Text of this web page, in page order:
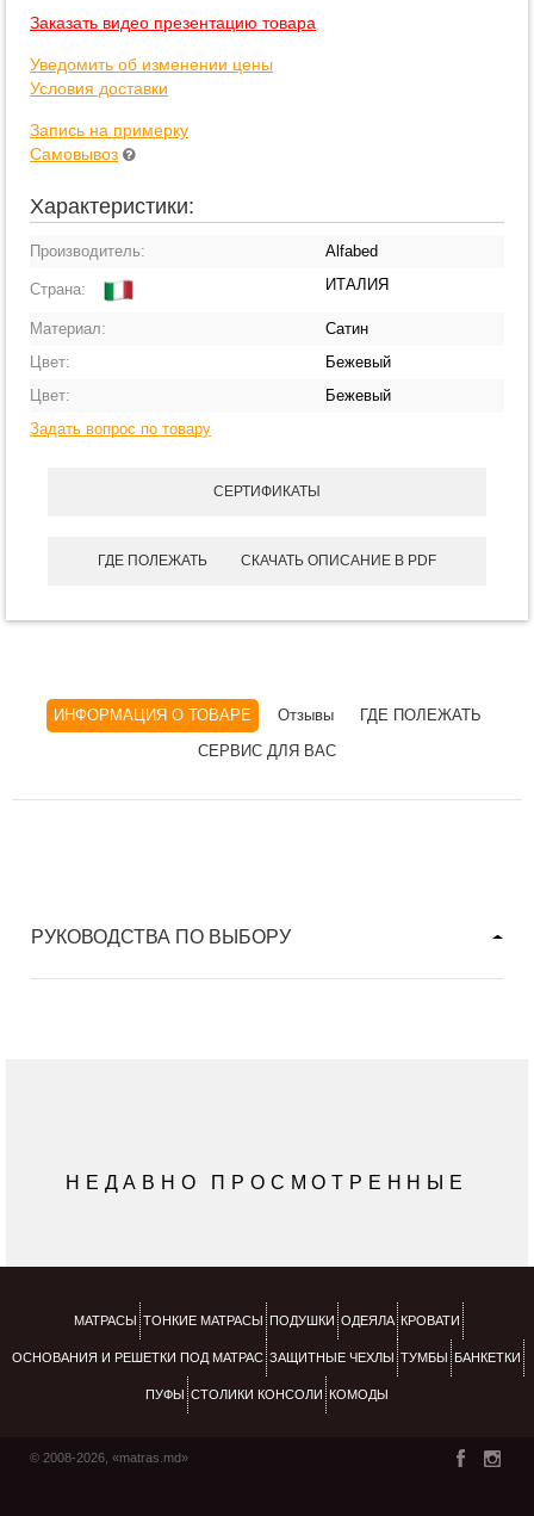
Заказать видео презентацию товара
Уведомить об изменении цены
Условия доставки
Запись на примерку
Самовывоз
Характеристики:
Производитель: Alfabed
Страна: ИТАЛИЯ
Материал:
Сатин
Цвет:
Бежевый
Цвет:
Бежевый
Задать вопрос по товару
СЕРТИФИКАТЫ
ГДЕ ПОЛЕЖАТЬ СКАЧАТЬ ОПИСАНИЕ В PDF
ИНФОРМАЦИЯ О ТОВАРЕ Отзывы
ГДЕ ПОЛЕЖАТЬ
СЕРВИС ДЛЯ ВАС
РУКОВОДСТВА ПО ВЫБОРУ
НЕДАВНО ПРОСМОТРЕННЫЕ
МАТРАСЫ ТОНКИЕ МАТРАСЫ ПОДУШКИ ОДЕЯЛА КРОВАТИ
ОСНОВАНИЯ И РЕШЕТКИ ПОД МАТРАС ЗАЩИТНЫЕ ЧЕХЛЫ ТУМБЫ БАНКЕТКИ
ПУФЫ СТОЛИКИ КОНСОЛИ КОМОДЫ
© 2008-2026, «matras.md»